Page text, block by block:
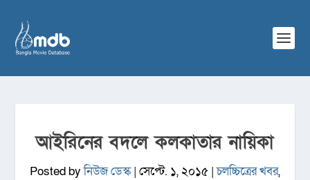
আইরিনের বদলে কলকাতার নায়িকা
Posted byনিউজ ডেস্ক| সেপ্টে. ১, ২০১৫ |চলচ্চিত্রের খবর,